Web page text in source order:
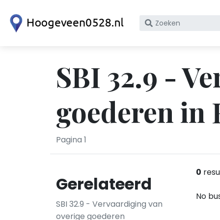
Zoek
KvK
nummer
SBI 32.9 -
goederen in
Pagina 1
Gerelateerd
SBI 32.9 - Vervaardiging van
overige goederen
0
No